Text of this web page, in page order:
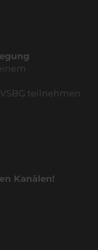
teilnehmen
Kanälen!